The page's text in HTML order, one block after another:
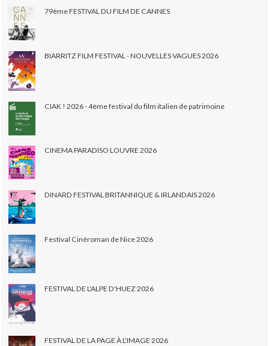
79ème FESTIVAL DU FILM DE CANNES
BIARRITZ FILM FESTIVAL - NOUVELLES VAGUES 2026
CIAK ! 2026 - 4ème festival du film italien de patrimoine
CINEMA PARADISO LOUVRE 2026
DINARD FESTIVAL BRITANNIQUE & IRLANDAIS 2026
Festival Cinéroman de Nice 2026
FESTIVAL DE L'ALPE D'HUEZ 2026
FESTIVAL DE LA PAGE À L'IMAGE 2026